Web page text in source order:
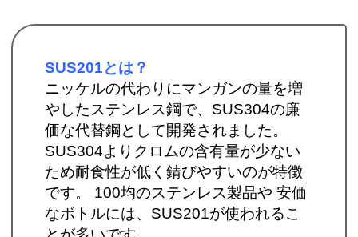
SUS201とは？
ニッケルの代わりにマンガンの量を増
やしたステンレス鋼で、SUS304の廉
価な代替鋼として開発されました。
SUS304よりクロムの含有量が少ない
ため耐食性が低く錆びやすいのが特徴
です。 100均のステンレス製品や 安価
なボトルには、SUS201が使われるこ